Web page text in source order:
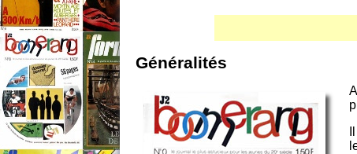
Généralités